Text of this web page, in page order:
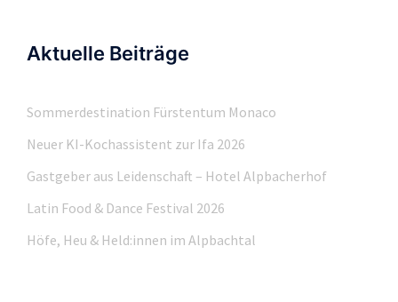
Aktuelle Beiträge
Sommerdestination Fürstentum Monaco
Neuer KI-Kochassistent zur Ifa 2026
Gastgeber aus Leidenschaft – Hotel Alpbacherhof
Latin Food & Dance Festival 2026
Höfe, Heu & Held:innen im Alpbachtal